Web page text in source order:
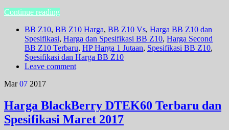
Continue reading
BB Z10, BB Z10 Harga, BB Z10 Vs, Harga BB Z10 dan
Spesifikasi, Harga dan Spesifikasi BB Z10, Harga Second
BB Z10 Terbaru, HP Harga 1 Jutaan, Spesifikasi BB Z10,
Spesifikasi dan Harga BB Z10
Leave comment
Mar 07 2017
Harga BlackBerry DTEK60 Terbaru dan
Spesifikasi Maret 2017